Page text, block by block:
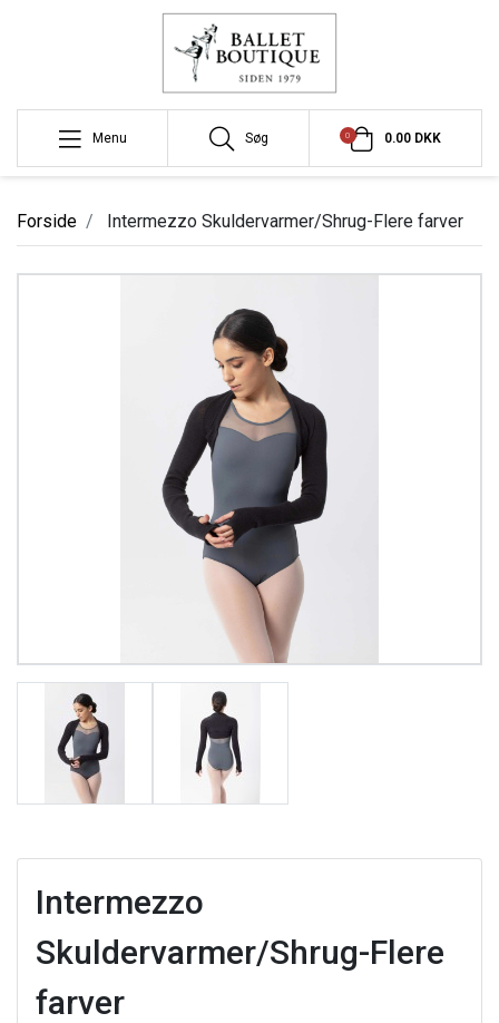
Menu Søg 0 0.00 DKK
Forside Intermezzo Skuldervarmer/Shrug-Flere farver
Intermezzo
Skuldervarmer/Shrug-Flere
farver